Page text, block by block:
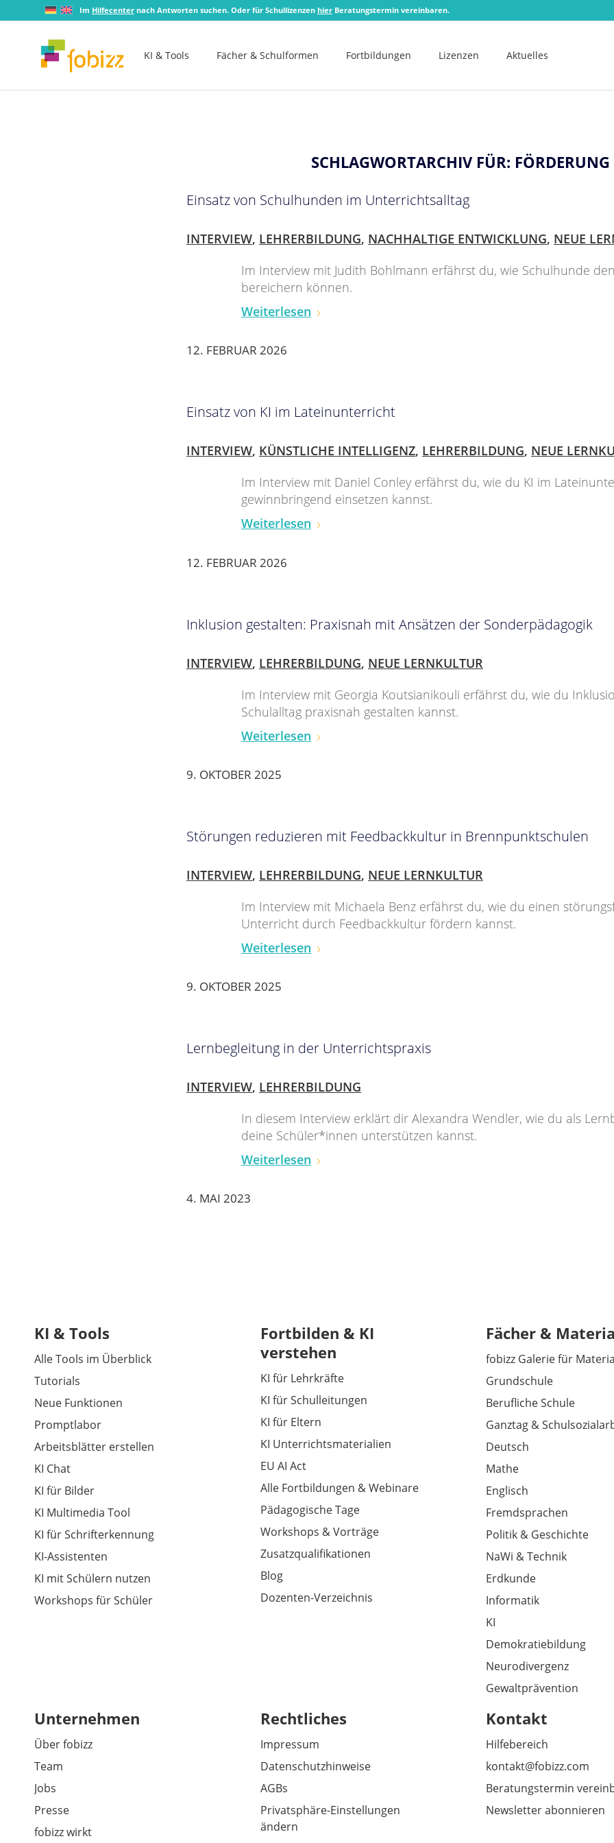
Im Hilfecenter nach Antworten suchen. Oder für Schullizenzen hier Beratungstermin vereinbaren.
KI & Tools Fächer & Schulformen Fortbildungen Lizenzen Aktuelles
SCHLAGWORTARCHIV FÜR: FÖRDERUNG
Einsatz von Schulhunden im Unterrichtsalltag
INTERVIEW, LEHRERBILDUNG, NACHHALTIGE ENTWICKLUNG, NEUE
Im Interview mit Judith Bohlmann erfährst du, wie Schulhunde
bereichern können.
Weiterlesen
12. FEBRUAR 2026
Einsatz von KI im Lateinunterricht
INTERVIEW, KÜNSTLICHE INTELLIGENZ, LEHRERBILDUNG, NEUE
Im Interview mit Daniel Conley erfährst du, wie du KI im
gewinnbringend einsetzen kannst.
Weiterlesen
12. FEBRUAR 2026
Inklusion gestalten: Praxisnah mit Ansätzen der Sonderpädagogik
INTERVIEW, LEHRERBILDUNG, NEUE LERNKULTUR
Im Interview mit Georgia Koutsianikouli erfährst du, wie du
Schulalltag praxisnah gestalten kannst.
Weiterlesen
9. OKTOBER 2025
Störungen reduzieren mit Feedbackkultur in Brennpunktschulen
INTERVIEW, LEHRERBILDUNG, NEUE LERNKULTUR
Im Interview mit Michaela Benz erfährst du, wie du einen
Unterricht durch Feedbackkultur fördern kannst.
Weiterlesen
9. OKTOBER 2025
Lernbegleitung in der Unterrichtspraxis
INTERVIEW, LEHRERBILDUNG
In diesem Interview erklärt dir Alexandra Wendler, wie du als
deine Schüler*innen unterstützen kannst.
Weiterlesen
4. MAI 2023
KI & Tools
Alle Tools im Überblick
Tutorials
Neue Funktionen
Promptlabor
Arbeitsblätter erstellen
KI Chat
KI für Bilder
KI Multimedia Tool
KI für Schrifterkennung
KI-Assistenten
KI mit Schülern nutzen
Workshops für Schüler
Fortbilden & KI
verstehen
KI für Lehrkräfte
KI für Schulleitungen
KI für Eltern
KI Unterrichtsmaterialien
EU AI Act
Alle Fortbildungen & Webinare
Pädagogische Tage
Workshops & Vorträge
Zusatzqualifikationen
Blog
Dozenten-Verzeichnis
Fächer &
fobizz Galerie für
Grundschule
Berufliche Schule
Ganztag &
Deutsch
Mathe
Englisch
Fremdsprachen
Politik & Geschichte
NaWi & Technik
Erdkunde
Informatik
KI
Demokratiebildung
Neurodivergenz
Gewaltprävention
Unternehmen
Über fobizz
Team
Jobs
Presse
fobizz wirkt
Rechtliches
Impressum
Datenschutzhinweise
AGBs
Privatsphäre-Einstellungen
ändern
Kontakt
Hilfebereich
kontakt@fobizz.com
Beratungstermin
Newsletter abonnieren